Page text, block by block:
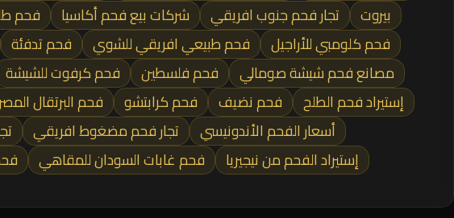
بيروت
تجار فحم جنوب افريقي شركات بيع فحم أكاسيا فحم
فحم كلومبي للأراجيل
فحم طبيعي افريقي للشوي فحم تدفئة
مصانع فحم شيشة صومالي
فحم فلسطين فحم كرفوت للشيشة
إستيراد فحم الطلح
فحم نضيف فحم كرابتشو فحم البرتقال
أسعار الفحم الأندونيسي
تجار فحم مضغوط افريقي
إستيراد الفحم من نيجيريا
فحم غابات السودان للمقاهي